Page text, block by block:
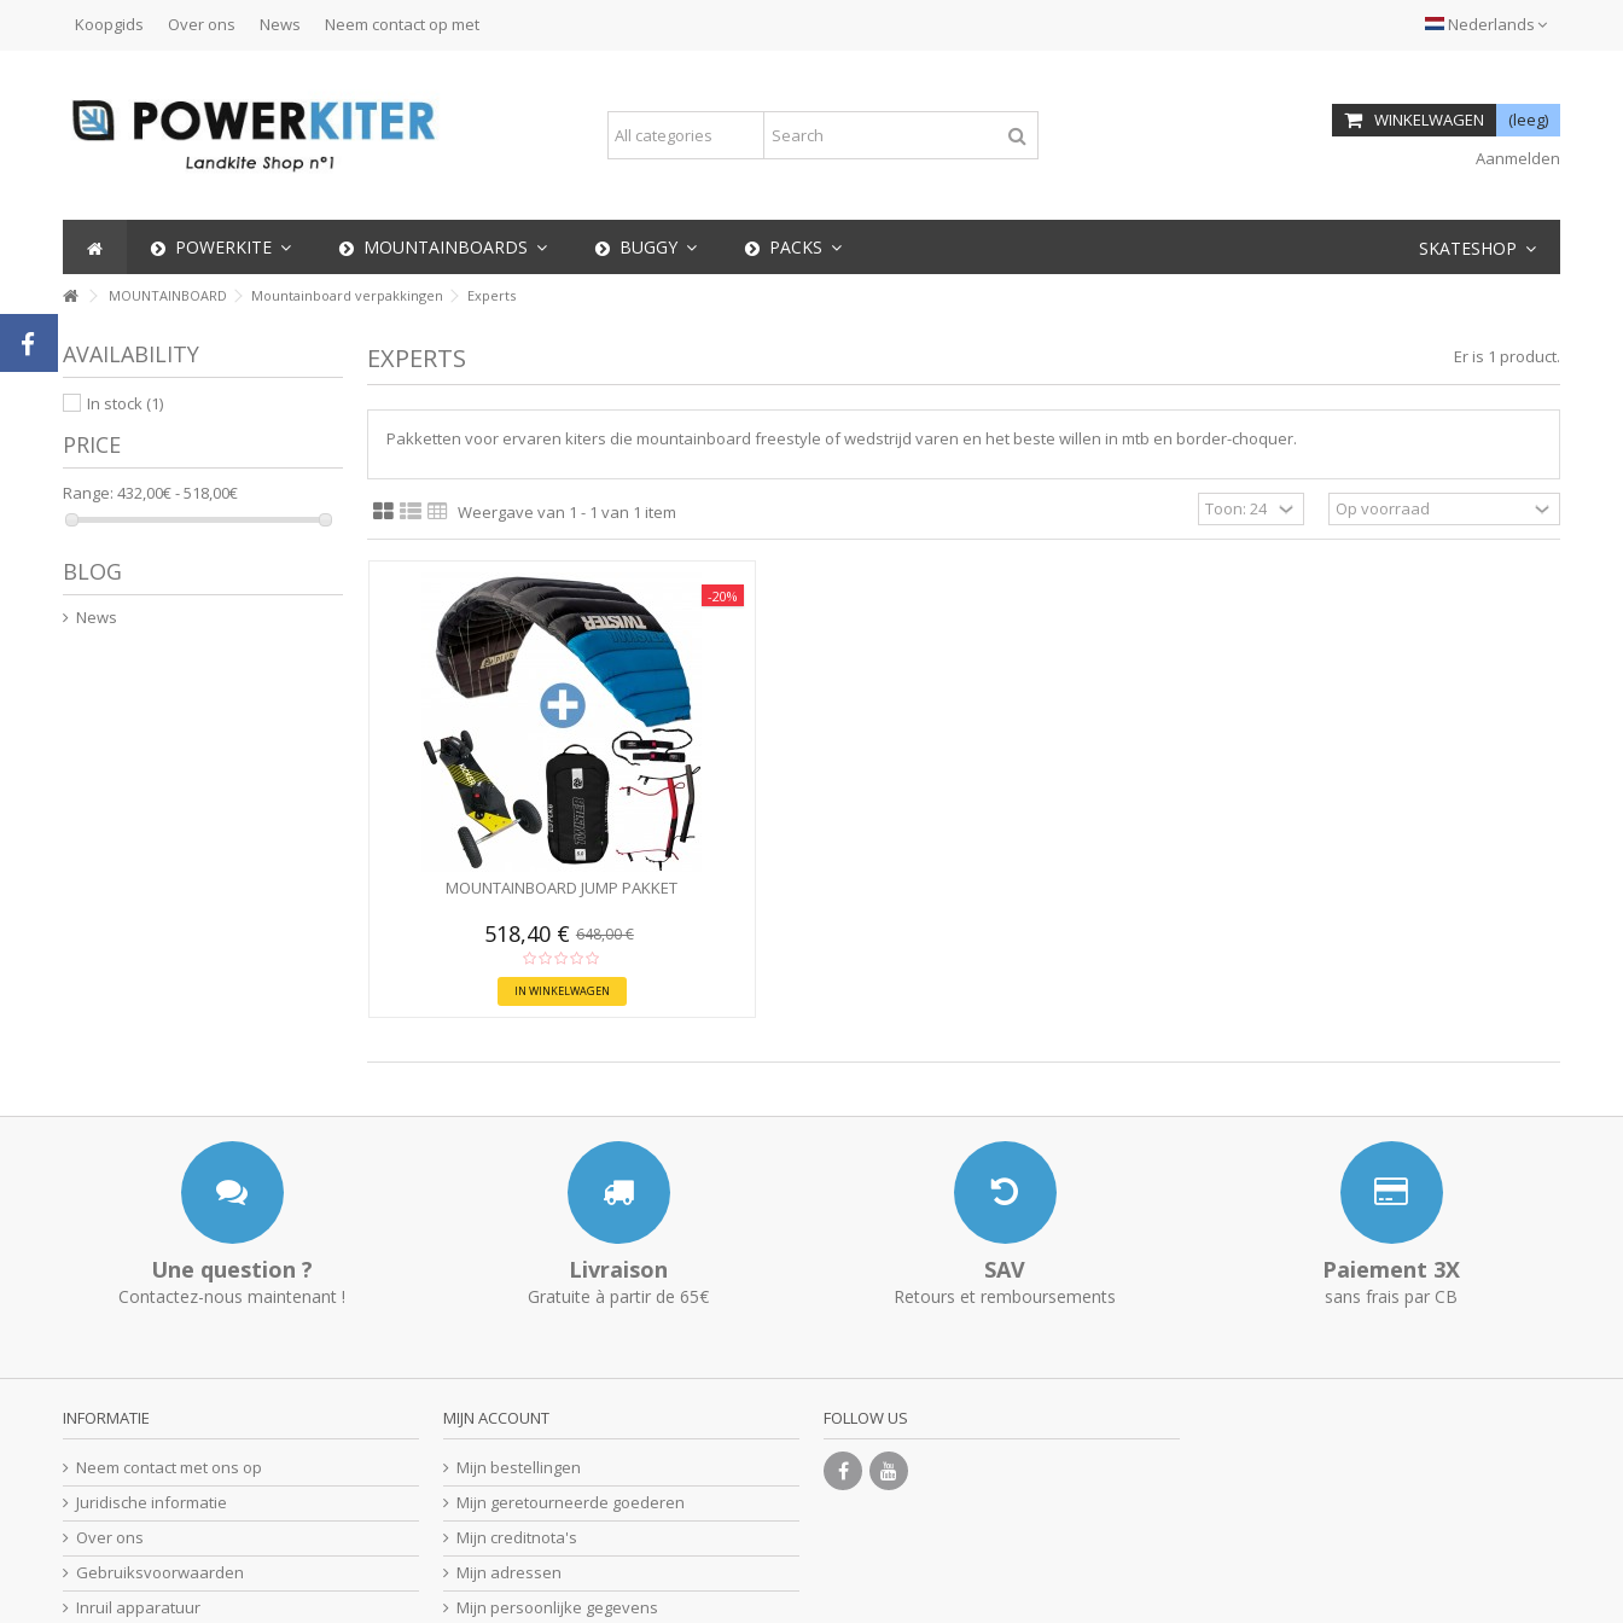
Nederlands
Koopgids Over ons News Neem contact op met
WINKELWAGEN
(leeg)
Aanmelden
POWERKITE MOUNTAINBOARDS BUGGY PACKS SKATESHOP
MOUNTAINBOARD Mountainboard verpakkingen Experts
EXPERTS Er is 1 product.
Pakketten voor ervaren kiters die mountainboard freestyle of wedstrijd varen en het beste willen in mtb en border-choquer.
Weergave van 1 - 1 van 1 item
-20%
MOUNTAINBOARD JUMP PAKKET
518,40 € 648,00 €
IN WINKELWAGEN
AVAILABILITY
In stock (1)
PRICE
Range: 432,00€ - 518,00€
BLOG
News
Une question ?
Contactez-nous maintenant !
Livraison
Gratuite à partir de 65€
SAV
Retours et remboursements
Paiement 3X
sans frais par CB
INFORMATIE
Neem contact met ons op
Juridische informatie
Over ons
Gebruiksvoorwaarden
Inruil apparatuur
MIJN ACCOUNT
Mijn bestellingen
Mijn geretourneerde goederen
Mijn creditnota's
Mijn adressen
Mijn persoonlijke gegevens
FOLLOW US